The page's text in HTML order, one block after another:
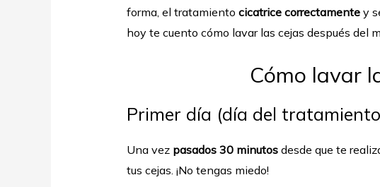
forma, el tratamiento cicatrice correctamentey
hoy te cuento cómo lavar las cejas después del
Cómo lavar
Primer día (día del
Una vezpasados 30 minutosdesde que te
tus cejas. ¡No tengas miedo!